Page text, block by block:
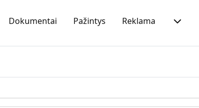
Dokumentai Pažintys Reklama